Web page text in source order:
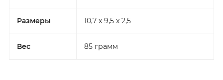
Размеры 10,7 x 9,5 x 2,5
Вес 85 грамм